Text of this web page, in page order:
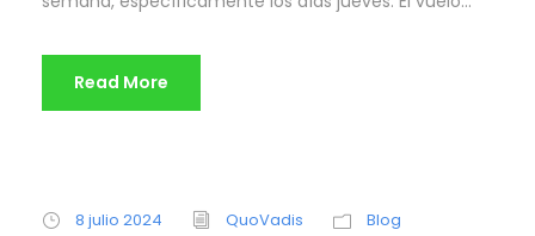
Read More
8 julio 2024 QuoVadis Blog